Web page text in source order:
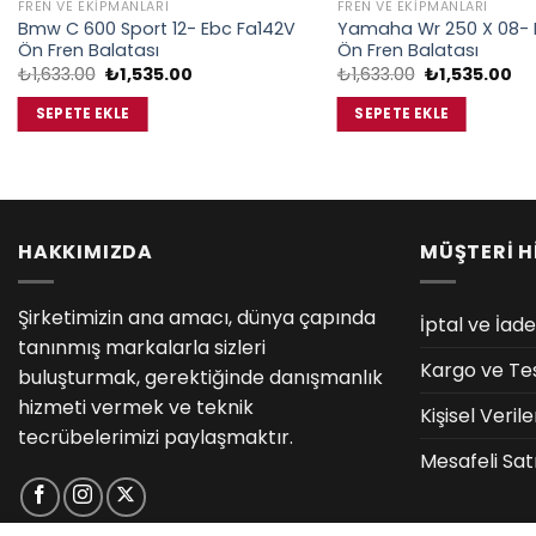
FREN VE EKIPMANLARI
Bmw C 600 Sport 12- Ebc Fa142V
Ön Fren Balatası
₺1,633.00 Orijinal
fiyat:
₺1,633.00.
₺1,535.00
SEPETE EKLE
FREN VE EKIPMANLARI
Yamaha Wr 250 X 08-
Ön Fren Balatası
₺1,633.00 Orijinal
fiyat:
₺1,633.00.
₺1,535.00Şu
SEPETE EKLE
HAKKIMIZDA
Şirketimizin ana amacı, dünya çapında
tanınmış markalarla sizleri
buluşturmak, gerektiğinde danışmanlık
hizmeti vermek ve teknik
tecrübelerimizi paylaşmaktır.
MÜŞTERİ
İptal ve
Kargo ve
Kişisel
Mesafeli